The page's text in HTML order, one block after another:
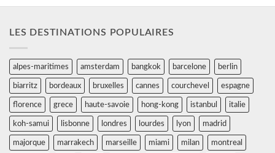
LES DESTINATIONS POPULAIRES
alpes-maritimes amsterdam bangkok barcelone berlin
biarritz bordeaux bruxelles cannes courchevel espagne
florence grece haute-savoie hong-kong istanbul italie
koh-samui lisbonne londres lourdes lyon madrid
majorque marrakech marseille miami milan montreal